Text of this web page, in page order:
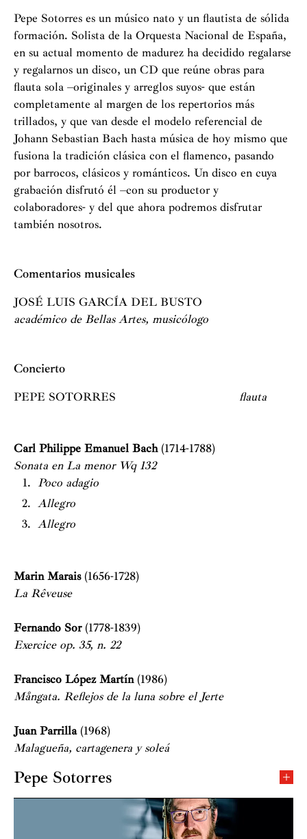
Pepe Sotorres es un músico nato y un flautista de sólida
formación. Solista de la Orquesta Nacional de España,
en su actual momento de madurez ha decidido regalarse
y regalarnos un disco, un CD que reúne obras para
flauta sola –originales y arreglos suyos- que están
completamente al margen de los repertorios más
trillados, y que van desde el modelo referencial de
Johann Sebastian Bach hasta música de hoy mismo que
fusiona la tradición clásica con el flamenco, pasando
por barrocos, clásicos y románticos. Un disco en cuya
grabación disfrutó él –con su productor y
colaboradores- y del que ahora podremos disfrutar
también nosotros.
Comentarios musicales
JOSÉ LUIS GARCÍA DEL BUSTO
académico de Bellas Artes, musicólogo
Concierto
PEPE SOTORRES flauta
Carl Philippe Emanuel Bach(1714-1788)
Sonata en La menor Wq 132
Poco adagio
Allegro
Allegro
Marin Marais(1656-1728)
La Rêveuse
Fernando Sor(1778-1839)
Exercice op. 35, n. 22
Francisco López Martín(1986)
Mångata. Reflejos de la luna sobre el Jerte
Juan Parrilla(1968)
Malagueña, cartagenera y soleá
Pepe Sotorres
la Orquesta Nacional de España a la que pertenece
desde hace cuatro décadas (ingresó con diecisiete años).